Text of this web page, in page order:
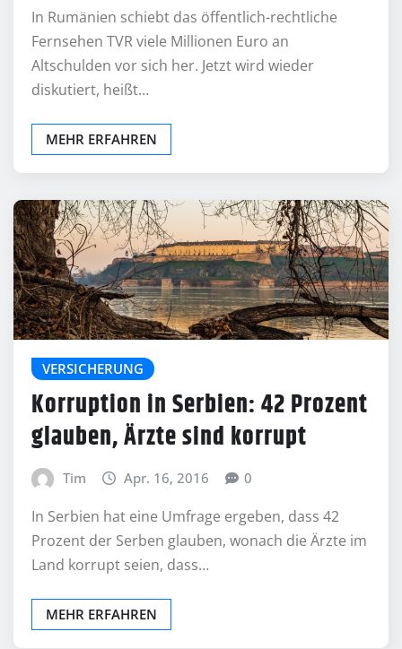
In Rumänien schiebt das öffentlich-rechtliche
Fernsehen TVR viele Millionen Euro an
Altschulden vor sich her. Jetzt wird wieder
diskutiert, heißt…
MEHR ERFAHREN
VERSICHERUNG
Korruption in Serbien: 42 Prozent
glauben, Ärzte sind korrupt
Tim Apr. 16, 2016 0
In Serbien hat eine Umfrage ergeben, dass 42
Prozent der Serben glauben, wonach die Ärzte im
Land korrupt seien, dass…
MEHR ERFAHREN